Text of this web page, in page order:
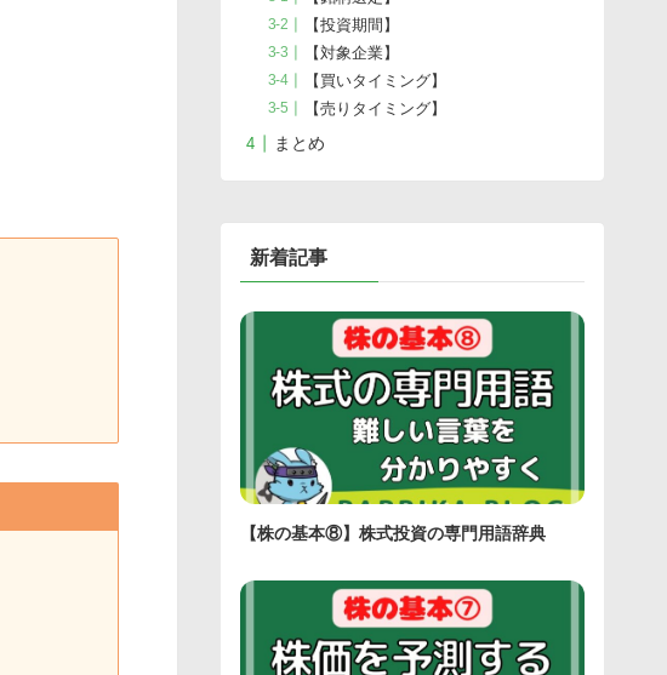
【投資期間】
【対象企業】
【買いタイミング】
【売りタイミング】
まとめ
新着記事
【株の基本⑧】株式投資の専門用語辞典